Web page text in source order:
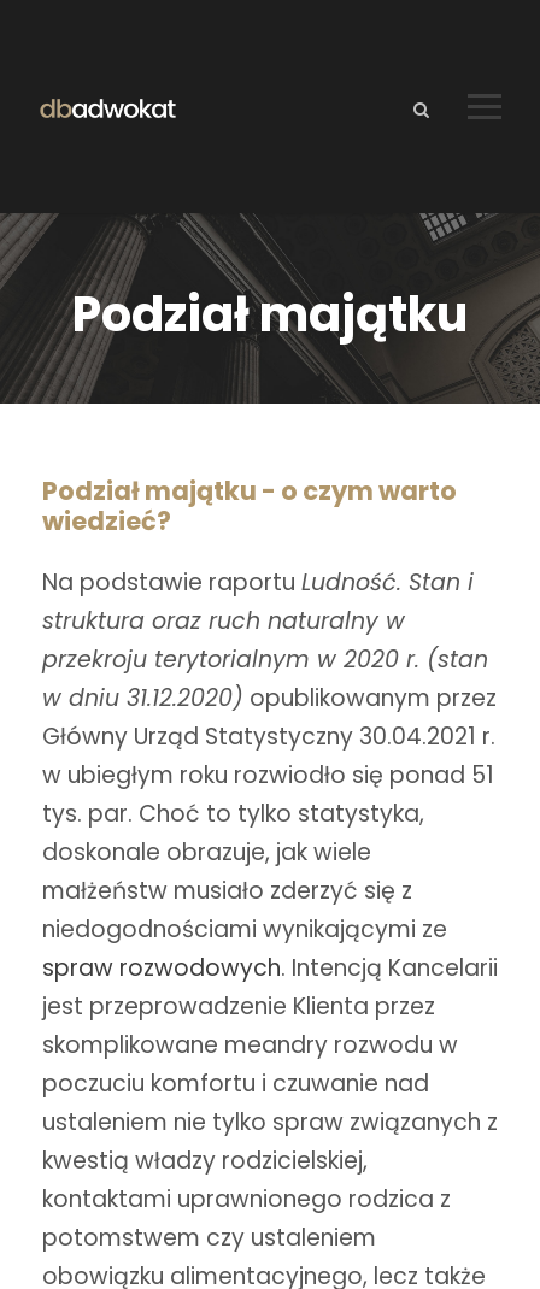
Podział majątku
Podział majątku - o czym warto
wiedzieć?
Na podstawie raportu Ludność. Stan i
struktura oraz ruch naturalny w
przekroju terytorialnym w 2020 r. (stan
w dniu 31.12.2020) opublikowanym przez
Główny Urząd Statystyczny 30.04.2021 r.
w ubiegłym roku rozwiodło się ponad 51
tys. par. Choć to tylko statystyka,
doskonale obrazuje, jak wiele
małżeństw musiało zderzyć się z
niedogodnościami wynikającymi ze
spraw rozwodowych. Intencją Kancelarii
jest przeprowadzenie Klienta przez
skomplikowane meandry rozwodu w
poczuciu komfortu i czuwanie nad
ustaleniem nie tylko spraw związanych z
kwestią władzy rodzicielskiej,
kontaktami uprawnionego rodzica z
potomstwem czy ustaleniem
obowiązku alimentacyjnego, lecz także